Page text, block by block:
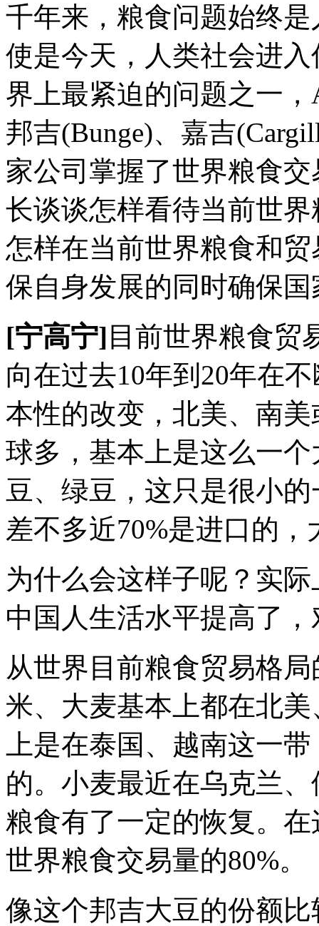
千年来，粮食问题始终
使是今天，人类社会进
界上最紧迫的问题之一
邦吉(Bunge)、嘉吉
家公司掌握了世界粮食
长谈谈怎样看待当前世
怎样在当前世界粮食和
保自身发展的同时确保
[宁高宁] 目前世界粮食贸
向在过去10年到20年在
本性的改变，北美、南
球多，基本上是这么一
豆、绿豆，这只是很小
差不多近70%是进口的
为什么会这样子呢？实
中国人生活水平提高了
从世界目前粮食贸易格
米、大麦基本上都在北
上是在泰国、越南这一
的。小麦最近在乌克兰
粮食有了一定的恢复。
世界粮食交易量的80%。
像这个邦吉大豆的份额